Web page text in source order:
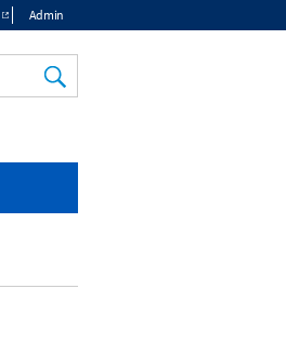
Admin